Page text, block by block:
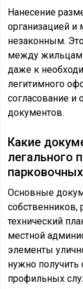
Нанесение
организацией и
незаконным.
между
даже к
легитимного
согласование
документов.
Какие
легального
Основные
собственников,
технический
местной
элементы
нужно
профильных